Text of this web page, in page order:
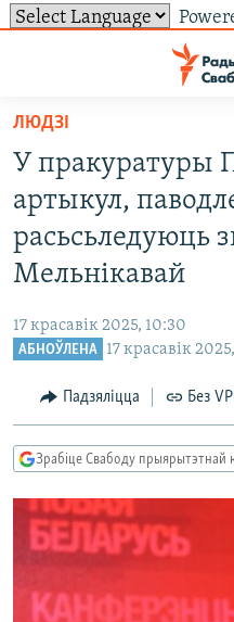
ўнівэрсальнага
доступу
Перайсьці
да
галоўнага
зьместу
Перайсьці
да
галоўнай
навігацыі
пошуку
УСЕ НАВІНЫ
ЭКАНОМІКА
ПАЛІТВЯЗЬНІ
КУЛЬТУРА
КАЛЯНДАР
ТОЛЬКІ НА СВАБОДЗЕ
ПАДКАСТЫ
PREMIUM
МОВА
НА ХВАЛЯХ СВАБОДЫ
СУВЯЗЬ
АБЫСЬЦІ БЛЯКАВАНЬНЕ
ПАДПІСАЦЦА
ПАДКАСТЫ
САЧЫЦЕ ЗА АБНАЎЛЕНЬНЯМІ
Усе сайты РС/РСЭ
ЛЮДЗІ
У пракуратуры
артыкул,
расьсьледуюць
Мельнікавай
17 красавік 2025, 10:30
АБНОЎЛЕНА 17 красавік
Падзяліцца Без
Зрабіце Свабоду прыярытэтнай